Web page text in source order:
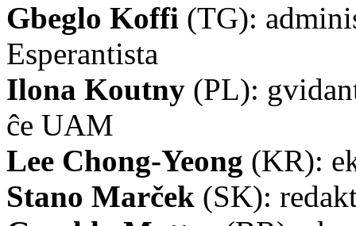
Gbeglo Koffi (TG):
Esperantista
Ilona Koutny (PL):
ĉe UAM
Lee Chong-Yeong (KR):
Stano Marček (SK):